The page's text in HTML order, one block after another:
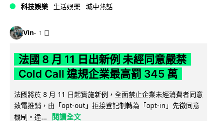
科技娛樂 生活娛樂 城中熱話
Vin 1 日
法國 8 月 11 日出新例 未經同意嚴禁
Cold Call 違規企業最高罰 345 萬
法國將於 8 月 11 日起實施新例，全面禁止企業未經消費者同意
致電推銷，由「opt-out」拒接登記制轉為「opt-in」先徵同意
機制。違...
閱讀全文